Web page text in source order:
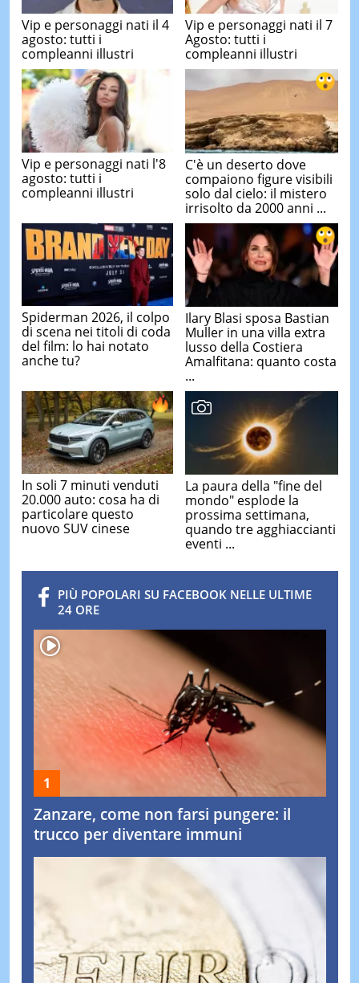
Vip e personaggi nati il 4
agosto: tutti i
compleanni illustri
Vip e personaggi nati il 7
Agosto: tutti i
compleanni illustri
Vip e personaggi nati l'8
agosto: tutti i
compleanni illustri
C'è un deserto dove
compaiono figure visibili
solo dal cielo: il mistero
irrisolto da 2000 anni ...
Spiderman 2026, il colpo
di scena nei titoli di coda
del film: lo hai notato
anche tu?
Ilary Blasi sposa Bastian
Muller in una villa extra
lusso della Costiera
Amalfitana: quanto costa
...
In soli 7 minuti venduti
20.000 auto: cosa ha di
particolare questo
nuovo SUV cinese
La paura della "fine del
mondo" esplode la
prossima settimana,
quando tre agghiaccianti
eventi ...
PIÙ POPOLARI SU FACEBOOK NELLE ULTIME
24 ORE
Zanzare, come non farsi pungere: il
trucco per diventare immuni